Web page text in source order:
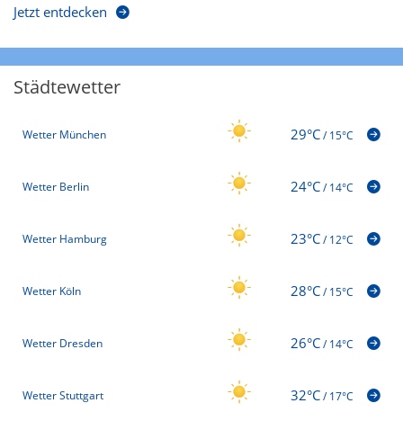
Jetzt entdecken
Städtewetter
Wetter München 29°C/15°C
Wetter Berlin 24°C/14°C
Wetter Hamburg 23°C/12°C
Wetter Köln 28°C/15°C
Wetter Dresden 26°C/14°C
Wetter Stuttgart 32°C/17°C